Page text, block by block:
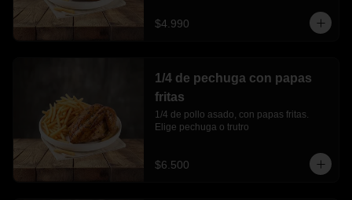
$4.990
1/4 de pechuga con papas
fritas
1/4 de pollo asado, con papas fritas.
Elige pechuga o trutro
$6.500